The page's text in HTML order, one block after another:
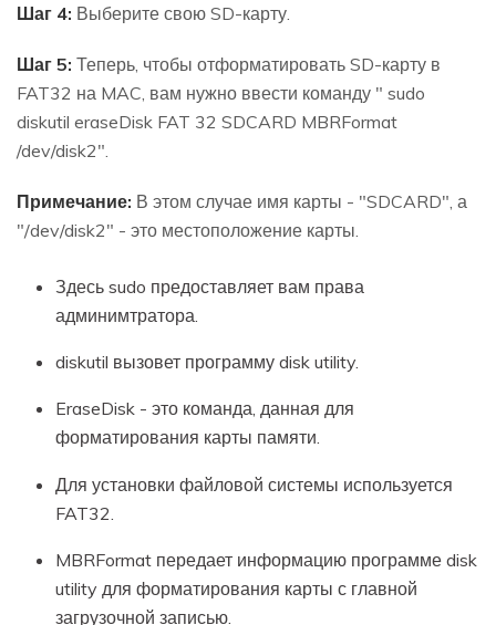
Шаг 4: Выберите свою SD-карту.
Шаг 5: Теперь, чтобы отформатировать SD-карту в
FAT32 на MAC, вам нужно ввести команду " sudo
diskutil eraseDisk FAT 32 SDCARD MBRFormat
/dev/disk2".
Примечание: В этом случае имя карты - "SDCARD", а
"/dev/disk2" - это местоположение карты.
Здесь sudo предоставляет вам права
админимтратора.
diskutil вызовет программу disk utility.
EraseDisk - это команда, данная для
форматирования карты памяти.
Для установки файловой системы используется
FAT32.
MBRFormat передает информацию программе disk
utility для форматирования карты с главной
загрузочной записью.